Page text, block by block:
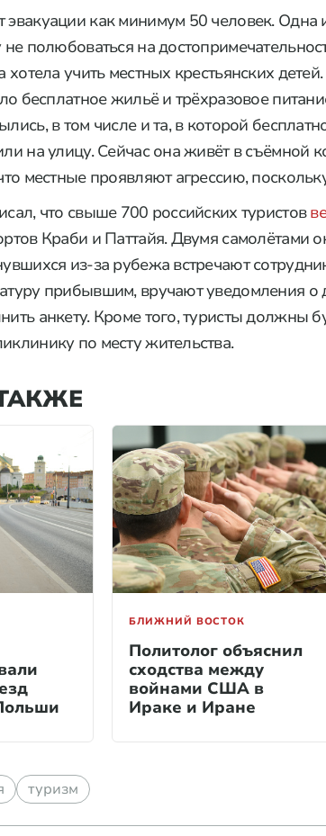
как минимум 50 человек. Одна
не полюбоваться на
хотела учить местных крестьянских
бесплатное жильё и трёхразовое
в том числе и та, в которой
на улицу. Сейчас она живёт в съёмной
местные проявляют агрессию,
что свыше 700 российских туристов
Краби и Паттайя. Двумя самолётами
из-за рубежа встречают
прибывшим, вручают уведомления о
анкету. Кроме того, туристы должны
по месту жительства.
БЛИЖНИЙ ВОСТОК
Политолог объяснил
сходства между
войнами США в
Ираке и Иране
туризм